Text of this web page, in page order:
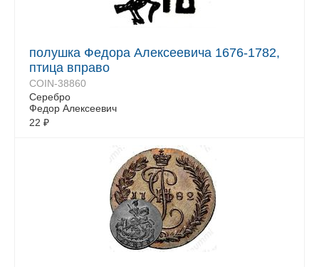
полушка Федора Алексеевича 1676-1782,
птица вправо
COIN-38860
Серебро
Федор Алексеевич
22 ₽